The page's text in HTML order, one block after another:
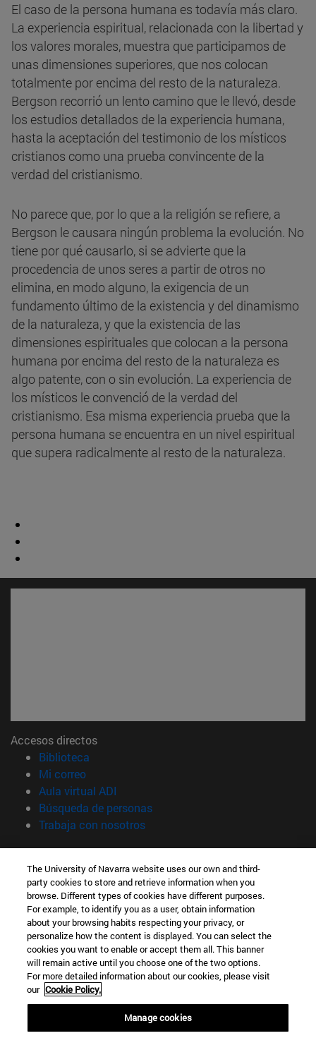
El caso de la persona humana es todavía más claro.
La experiencia espiritual, relacionada con la libertad y
los valores morales, muestra que participamos de
unas dimensiones superiores, que nos colocan
totalmente por encima del resto de la naturaleza.
Bergson recorrió un lento camino que le llevó, desde
los estudios detallados de la experiencia humana,
hasta la aceptación del testimonio de los místicos
cristianos como una prueba convincente de la
verdad del cristianismo.
No parece que, por lo que a la religión se refiere, a
Bergson le causara ningún problema la evolución. No
tiene por qué causarlo, si se advierte que la
procedencia de unos seres a partir de otros no
elimina, en modo alguno, la exigencia de un
fundamento último de la existencia y del dinamismo
de la naturaleza, y que la existencia de las
dimensiones espirituales que colocan a la persona
humana por encima del resto de la naturaleza es
algo patente, con o sin evolución. La experiencia de
los místicos le convenció de la verdad del
cristianismo. Esa misma experiencia prueba que la
persona humana se encuentra en un nivel espiritual
que supera radicalmente al resto de la naturaleza.
Accesos directos
Biblioteca
Mi correo(abre en nueva ventana)
Aula virtual ADI
Búsqueda de personas(abre en nueva ventana)
Trabaja con nosotros(abre en nueva ventana)
Información
TFNO +34 948 42 56 00
¿QUÉ GRADO TE INTERESA?
¿QUÉ MÁSTER TE INTERESA?
© Universidad de Navarra
Información legal
Accesibilidad
Configuración de cookies
The University of Navarra website uses our own and third-
party cookies to store and retrieve information when you
browse. Different types of cookies have different purposes.
For example, to identify you as a user, obtain information
about your browsing habits respecting your privacy, or
personalize how the content is displayed. You can select the
cookies you want to enable or accept them all. This banner
will remain active until you choose one of the two options.
For more detailed information about our cookies, please visit
our Cookie Policy.
Manage cookies